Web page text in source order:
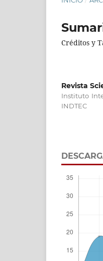
Créditos y
Revista
Instituto
INDTEC